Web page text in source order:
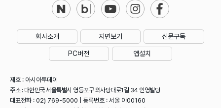
회사소개 지면보기 신문구독
PC버전 앱설치
제호 : 아시아투데이
주소 : 대한민국 서울특별시 영등포구 의사당대로1길 34 인영빌딩
대표전화 : 02) 769-5000 | 등록번호 : 서울 아00160